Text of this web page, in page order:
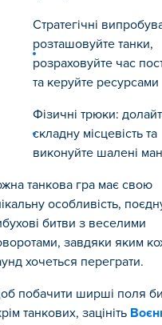
Стратегічні
розташовуйте танки,
розраховуйте час
та керуйте ресурсами
Фізичні трюки:
складну місцевість та
виконуйте шалені
танкова гра має свою
особливість,
битви з веселими
завдяки яким
хочеться переграти.
побачити ширші поля
танкових, зацініть